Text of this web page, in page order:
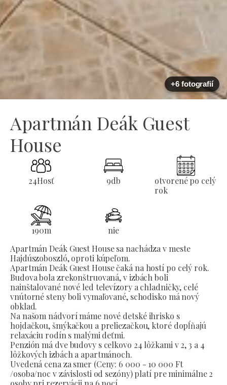
+6 fotografií
Apartmán Deák Guest
House
24Hosť 9db
otvorené po celý
rok
190m
nie
Apartmán Deák Guest House sa nachádza v meste
Hajdúszoboszló, oproti kúpeľom.
Apartmán Deák Guest House čaká na hostí po celý rok.
Budova bola zrekonštruovaná, v izbách boli
nainštalované nové led televízory a chladničky, celé
vnútorné steny boli vymaľované, schodisko má nový
obklad.
Na našom nádvorí máme nové detské ihrisko s
hojdačkou, šmýkačkou a preliezačkou, ktoré dopĺňajú
relaxáciu rodín s malými deťmi.
Penzión má dve budovy s celkovo 24 lôžkami v 2, 3 a 4
lôžkových izbách a apartmánoch.
Uvedená cena za smer (Ceny: 6 000 - 10 000 Ft
/osoba/noc v závislosti od sezóny) platí pre minimálne 2